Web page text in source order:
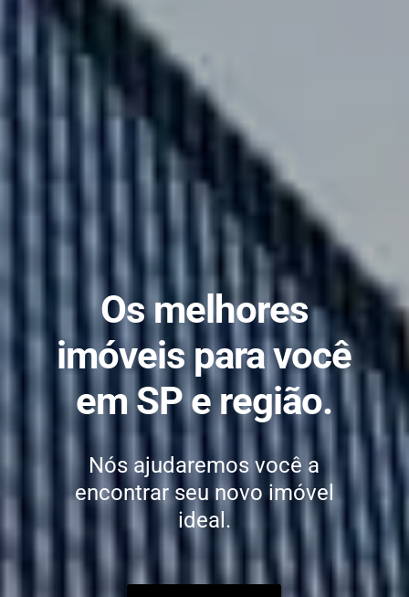
Os melhores
imóveis para você
em SP e região.
Nós ajudaremos você a
encontrar seu novo imóvel
ideal.